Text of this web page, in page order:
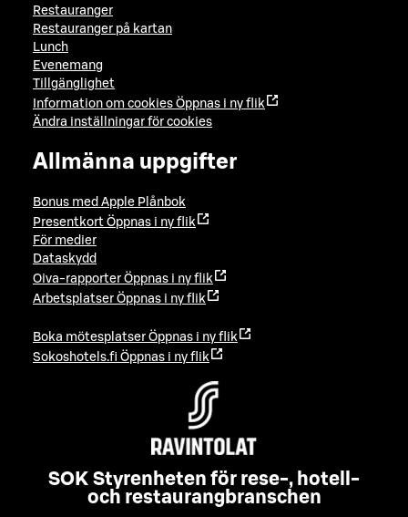
Restauranger
Restauranger på kartan
Lunch
Evenemang
Tillgänglighet
Information om cookies Öppnas i ny flik
Ändra inställningar för cookies
Allmänna uppgifter
Bonus med Apple Plånbok
Presentkort Öppnas i ny flik
För medier
Dataskydd
Oiva-rapporter Öppnas i ny flik
Arbetsplatser Öppnas i ny flik
Boka mötesplatser Öppnas i ny flik
Sokoshotels.fi Öppnas i ny flik
SOK Styrenheten för rese-, hotell-
och restaurangbranschen